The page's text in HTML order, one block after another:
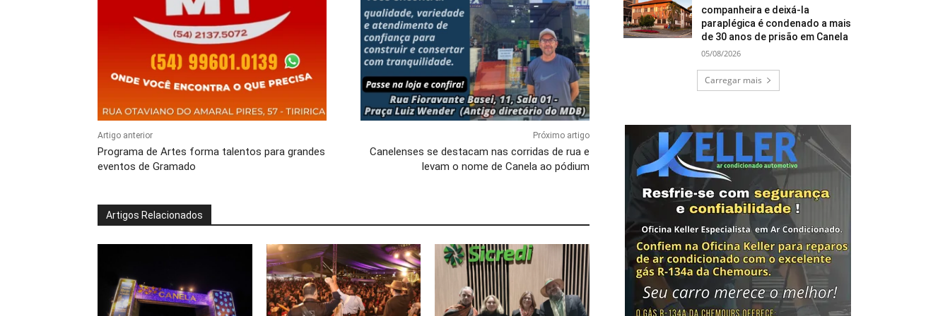
Artigo anterior
Programa de Artes forma talentos para grandes
eventos de Gramado
Próximo artigo
Canelenses se destacam nas corridas de rua e
levam o nome de Canela ao pódium
Artigos Relacionados
companheira e deixá-la
paraplégica é condenado a mais
de 30 anos de prisão em Canela
05/08/2026
Carregar mais